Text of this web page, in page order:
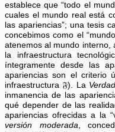
establece que “todo el
cuales el mundo real está
las apariencias”; una tesis
concebimos como el
atenemos al mundo interno,
la infraestructura
íntegramente desde las
apariencias son el criterio
infraestructura 𝔉). La Verdad
inmanencia de las
qué depender de las
apariencias ofrecidas a la
versión moderada,